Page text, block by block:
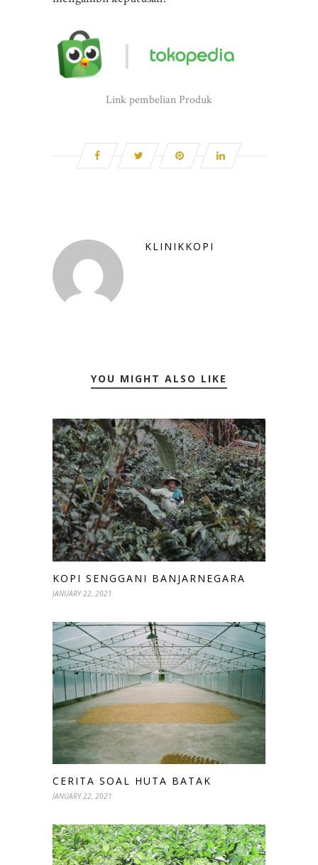
Link pembelian Produk
KLINIKKOPI
YOU MIGHT ALSO LIKE
KOPI SENGGANI BANJARNEGARA
JANUARY 22, 2021
CERITA SOAL HUTA BATAK
JANUARY 22, 2021